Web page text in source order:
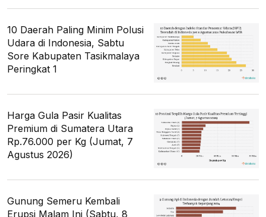
10 Daerah Paling Minim Polusi
Udara di Indonesia, Sabtu
Sore Kabupaten Tasikmalaya
Peringkat 1
Harga Gula Pasir Kualitas
Premium di Sumatera Utara
Rp.76.000 per Kg (Jumat, 7
Agustus 2026)
Gunung Semeru Kembali
Erupsi Malam Ini (Sabtu, 8